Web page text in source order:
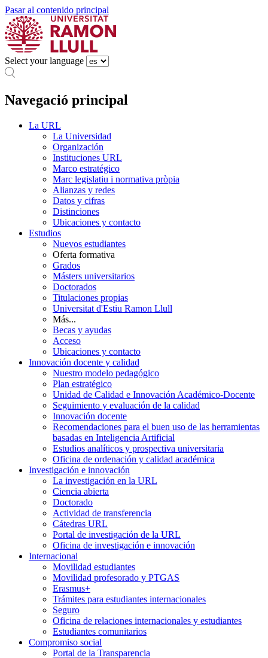
Pasar al contenido principal
Select your language
Navegació principal
La URL
La Universidad
Organización
Instituciones URL
Marco estratégico
Marc legislatiu i normativa pròpia
Alianzas y redes
Datos y cifras
Distinciones
Ubicaciones y contacto
Estudios
Nuevos estudiantes
Oferta formativa
Grados
Másters universitarios
Doctorados
Titulaciones propias
Universitat d'Estiu Ramon Llull
Más...
Becas y ayudas
Acceso
Ubicaciones y contacto
Innovación docente y calidad
Nuestro modelo pedagógico
Plan estratégico
Unidad de Calidad e Innovación Académico-Docente
Seguimiento y evaluación de la calidad
Innovación docente
Recomendaciones para el buen uso de las herramientas
basadas en Inteligencia Artificial
Estudios analíticos y prospectiva universitaria
Oficina de ordenación y calidad académica
Investigación e innovación
La investigación en la URL
Ciencia abierta
Doctorado
Actividad de transferencia
Cátedras URL
Portal de investigación de la URL
Oficina de investigación e innovación
Internacional
Movilidad estudiantes
Movilidad profesorado y PTGAS
Erasmus+
Trámites para estudiantes internacionales
Seguro
Oficina de relaciones internacionales y estudiantes
Estudiantes comunitarios
Compromiso social
Portal de la Transparencia